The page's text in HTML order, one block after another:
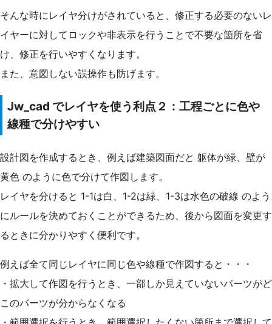
そんな時にレイヤ分けがされていると、修正する必要のないレ
イヤーに対してロックや非表示を行うことで不要な箇所を省
け、修正を行いやすくなります。
また、意図しない誤操作も防げます。
Jw_cad でレイヤを使う利点２：工程ごとに色や
線種で分けやすい
設計図を作成するとき、例えば建築図面だと 躯体が緑、壁が
黄色 のように色で分けて作図します。
レイヤを分けると 1-1は白、1-2は緑、1-3は水色の破線 のよう
にルールを決めておくことができるため、後から図面を変更す
るときに分かりやすく便利です。
例えば全て同じレイヤに同じ色や線種で作図すると・・・
・拡大して作図を行うとき、一部しか見えていないパーツがど
このパーツが分からなくなる